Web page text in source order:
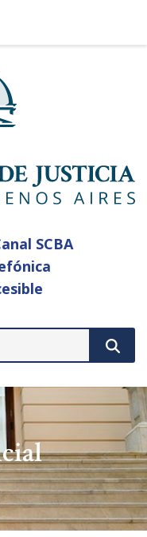
SCBA